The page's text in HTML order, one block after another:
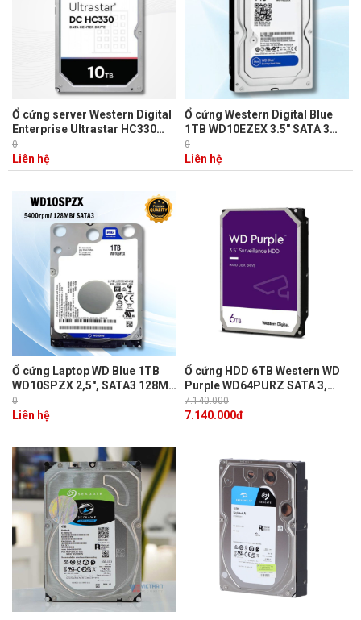
Ổ cứng server Western Digital
Enterprise Ultrastar HC330
10TB WUS721010ALE6L4 3.5,
SATA 3, 256MB Cache,
7200RPM
0
Liên hệ
Ổ cứng Western Digital Blue
1TB WD10EZEX 3.5" SATA 3
6Gb/s/64MB Cache/ 7200RPM
0
Liên hệ
Ổ cứng Laptop WD Blue 1TB
WD10SPZX 2,5", SATA3 128MB
Cache/ 5400RPM/ 7mm
0
Liên hệ
Ổ cứng HDD 6TB Western WD
Purple WD64PURZ SATA 3,
256MB Cache, 5640RPM
7.140.000
7.140.000đ